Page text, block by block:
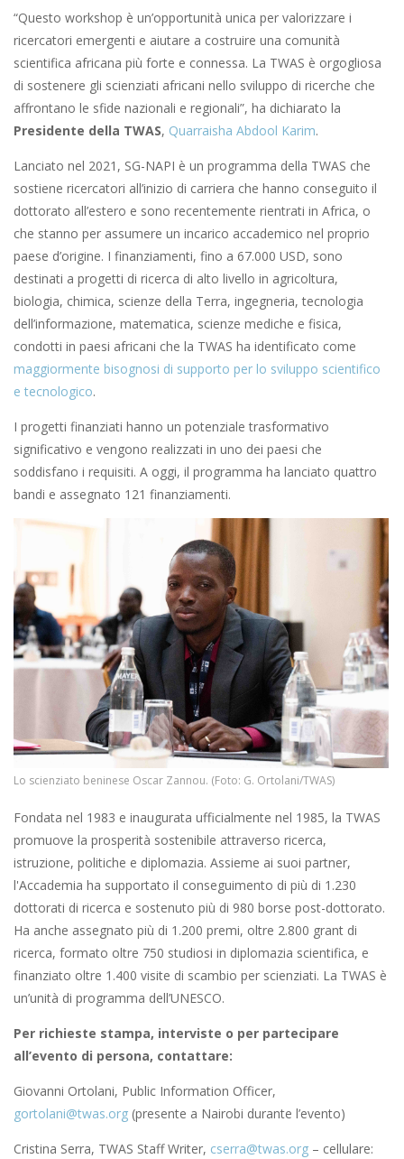
“Questo workshop è un’opportunità unica per valorizzare i
ricercatori emergenti e aiutare a costruire una comunità
scientifica africana più forte e connessa. La TWAS è orgogliosa
di sostenere gli scienziati africani nello sviluppo di ricerche che
affrontano le sfide nazionali e regionali”, ha dichiarato la
Presidente della TWAS, Quarraisha Abdool Karim.
Lanciato nel 2021, SG-NAPI è un programma della TWAS che
sostiene ricercatori all’inizio di carriera che hanno conseguito il
dottorato all’estero e sono recentemente rientrati in Africa, o
che stanno per assumere un incarico accademico nel proprio
paese d’origine. I finanziamenti, fino a 67.000 USD, sono
destinati a progetti di ricerca di alto livello in agricoltura,
biologia, chimica, scienze della Terra, ingegneria, tecnologia
dell’informazione, matematica, scienze mediche e fisica,
condotti in paesi africani che la TWAS ha identificato come
maggiormente bisognosi di supporto per lo sviluppo scientifico
e tecnologico.
I progetti finanziati hanno un potenziale trasformativo
significativo e vengono realizzati in uno dei paesi che
soddisfano i requisiti. A oggi, il programma ha lanciato quattro
bandi e assegnato 121 finanziamenti.
Lo scienziato beninese Oscar Zannou. (Foto: G. Ortolani/TWAS)
Fondata nel 1983 e inaugurata ufficialmente nel 1985, la TWAS
promuove la prosperità sostenibile attraverso ricerca,
istruzione, politiche e diplomazia. Assieme ai suoi partner,
l'Accademia ha supportato il conseguimento di più di 1.230
dottorati di ricerca e sostenuto più di 980 borse post-dottorato.
Ha anche assegnato più di 1.200 premi, oltre 2.800 grant di
ricerca, formato oltre 750 studiosi in diplomazia scientifica, e
finanziato oltre 1.400 visite di scambio per scienziati. La TWAS è
un’unità di programma dell’UNESCO.
Per richieste stampa, interviste o per partecipare
all’evento di persona, contattare:
Giovanni Ortolani, Public Information Officer,
gortolani@twas.org (presente a Nairobi durante l’evento)
Cristina Serra, TWAS Staff Writer, cserra@twas.org – cellulare: